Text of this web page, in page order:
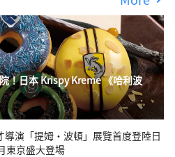
！日本 Krispy Kreme 《哈利波
導演「提姆・波頓」展覽首度登陸日
東京盛大登場